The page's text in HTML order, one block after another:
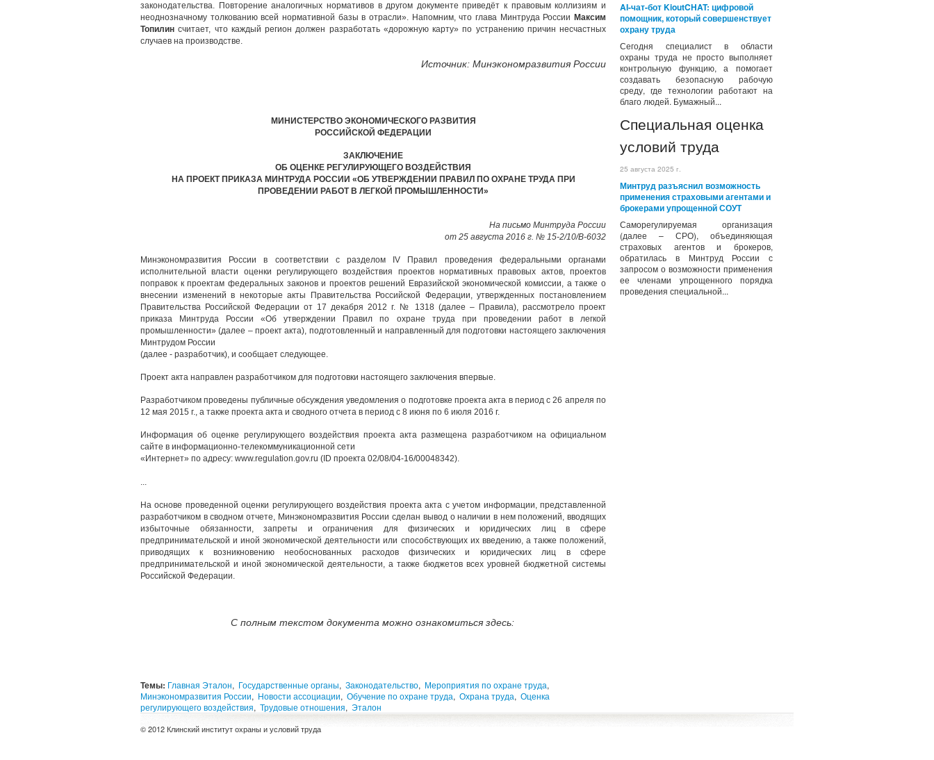
AI-чат-бот KioutCHAT: цифровой
помощник, который совершенствует
охрану труда
Сегодня специалист в области
охраны труда не просто выполняет
контрольную функцию, а помогает
создавать безопасную рабочую
среду, где технологии работают на
благо людей. Бумажный...
Специальная оценка
условий труда
25 августа 2025 г.
Минтруд разъяснил возможность
применения страховыми агентами и
брокерами упрощенной СОУТ
Саморегулируемая организация
(далее – СРО), объединяющая
страховых агентов и брокеров,
обратилась в Минтруд России с
запросом о возможности применения
ее членами упрощенного порядка
проведения специальной...
законодательства. Повторение аналогичных нормативов в другом документе приведёт к правовым коллизиям и
неоднозначному толкованию всей нормативной базы в отрасли». Напомним, что глава Минтруда России Максим
Топилин считает, что каждый регион должен разработать «дорожную карту» по устранению причин несчастных
случаев на производстве.
Источник: Минэкономразвития России
МИНИСТЕРСТВО ЭКОНОМИЧЕСКОГО РАЗВИТИЯ
РОССИЙСКОЙ ФЕДЕРАЦИИ
ЗАКЛЮЧЕНИЕ
ОБ ОЦЕНКЕ РЕГУЛИРУЮЩЕГО ВОЗДЕЙСТВИЯ
НА ПРОЕКТ ПРИКАЗА МИНТРУДА РОССИИ «ОБ УТВЕРЖДЕНИИ ПРАВИЛ ПО ОХРАНЕ ТРУДА ПРИ
ПРОВЕДЕНИИ РАБОТ В ЛЕГКОЙ ПРОМЫШЛЕННОСТИ»
На письмо Минтруда России
от 25 августа 2016 г. № 15-2/10/В-6032
Минэкономразвития России в соответствии с разделом IV Правил проведения федеральными органами
исполнительной власти оценки регулирующего воздействия проектов нормативных правовых актов, проектов
поправок к проектам федеральных законов и проектов решений Евразийской экономической комиссии, а также о
внесении изменений в некоторые акты Правительства Российской Федерации, утвержденных постановлением
Правительства Российской Федерации от 17 декабря 2012 г. № 1318 (далее – Правила), рассмотрело проект
приказа Минтруда России «Об утверждении Правил по охране труда при проведении работ в легкой
промышленности» (далее – проект акта), подготовленный и направленный для подготовки настоящего заключения
Минтрудом России
(далее - разработчик), и сообщает следующее.
Проект акта направлен разработчиком для подготовки настоящего заключения впервые.
Разработчиком проведены публичные обсуждения уведомления о подготовке проекта акта в период с 26 апреля по
12 мая 2015 г., а также проекта акта и сводного отчета в период с 8 июня по 6 июля 2016 г.
Информация об оценке регулирующего воздействия проекта акта размещена разработчиком на официальном
сайте в информационно-телекоммуникационной сети
«Интернет» по адресу: www.regulation.gov.ru (ID проекта 02/08/04-16/00048342).
...
На основе проведенной оценки регулирующего воздействия проекта акта с учетом информации, представленной
разработчиком в сводном отчете, Минэкономразвития России сделан вывод о наличии в нем положений, вводящих
избыточные обязанности, запреты и ограничения для физических и юридических лиц в сфере
предпринимательской и иной экономической деятельности или способствующих их введению, а также положений,
приводящих к возникновению необоснованных расходов физических и юридических лиц в сфере
предпринимательской и иной экономической деятельности, а также бюджетов всех уровней бюджетной системы
Российской Федерации.
С полным текстом документа можно ознакомиться здесь:
Темы: Главная Эталон, Государственные органы, Законодательство, Мероприятия по охране труда,
Минэкономразвития России, Новости ассоциации, Обучение по охране труда, Охрана труда, Оценка
регулирующего воздействия, Трудовые отношения, Эталон
© 2012 Клинский институт охраны и условий труда